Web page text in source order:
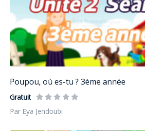
Poupou, où es-tu ? 3ème année
Gratuit
Par Eya Jendoubi